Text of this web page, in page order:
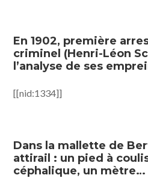
En 1902, première
criminel (Henri-Léon
l’analyse de ses
[[nid:1334]]
Dans la mallette de
attirail : un pied à
céphalique, un mètre…